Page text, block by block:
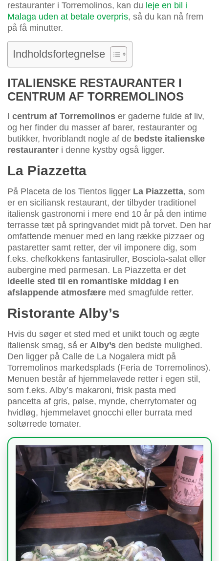
restauranter i Torremolinos, kan du leje en bil i
Malaga uden at betale overpris, så du kan nå frem
på få minutter.
Indholdsfortegnelse
ITALIENSKE RESTAURANTER I
CENTRUM AF TORREMOLINOS
I centrum af Torremolinos er gaderne fulde af liv,
og her finder du masser af barer, restauranter og
butikker, hvoriblandt nogle af de bedste italienske
restauranter i denne kystby også ligger.
La Piazzetta
På Placeta de los Tientos ligger La Piazzetta, som
er en siciliansk restaurant, der tilbyder traditionel
italiensk gastronomi i mere end 10 år på den intime
terrasse tæt på springvandet midt på torvet. Den har
omfattende menuer med en lang række pizzaer og
pastaretter samt retter, der vil imponere dig, som
f.eks. chefkokkens fantasiruller, Bosciola-salat eller
aubergine med parmesan. La Piazzetta er det
ideelle sted til en romantiske middag i en
afslappende atmosfære med smagfulde retter.
Ristorante Alby’s
Hvis du søger et sted med et unikt touch og ægte
italiensk smag, så er Alby’s den bedste mulighed.
Den ligger på Calle de La Nogalera midt på
Torremolinos markedsplads (Feria de Torremolinos).
Menuen består af hjemmelavede retter i egen stil,
som f.eks. Alby’s makaroni, frisk pasta med
pancetta af gris, pølse, mynde, cherrytomater og
hvidløg, hjemmelavet gnocchi eller burrata med
soltørrede tomater.